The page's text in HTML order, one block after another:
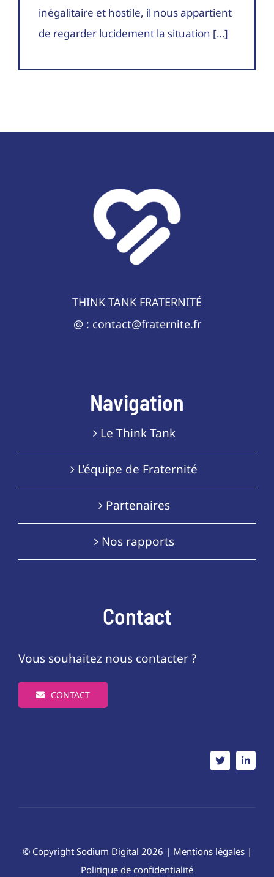
inégalitaire et hostile, il nous appartient
de regarder lucidement la situation […]
THINK TANK FRATERNITÉ
@ : contact@fraternite.fr
Navigation
Le Think Tank
L’équipe de Fraternité
Partenaires
Nos rapports
Contact
Vous souhaitez nous contacter ?
CONTACT
© Copyright Sodium Digital 2026 | Mentions légales|
Politique de confidentialité